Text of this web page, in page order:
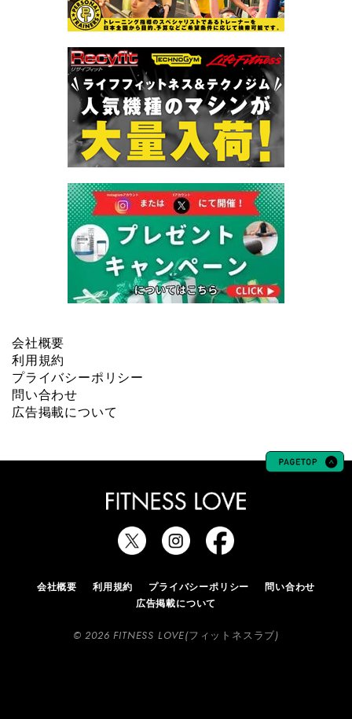
会社概要
利用規約
プライバシーポリシー
問い合わせ
広告掲載について
会社概要 利用規約 プライバシーポリシー
問い合わせ
広告掲載について
© 2026 FITNESS LOVE(フィットネスラブ)